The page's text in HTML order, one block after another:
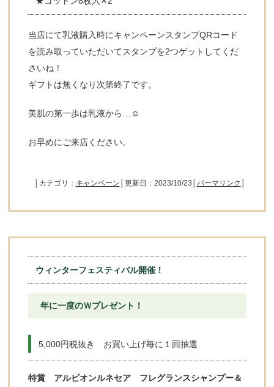
当店にて乳液購入時にキャンペーンスタンプQRコード
を読み取っていただいてスタンプを2つゲットしてくだ
さいね！
ギフトは無くなり次第終了です。
美肌の第一歩は乳液から…☺️
お早めにご来店ください。
│カテゴリ： キャンペーン │更新日：2023/10/23│ パーマリンク
ウィンターフェスティバル開催！
年に一度のＷプレゼント！
5,000円税抜き お買い上げ毎に１回抽選
特賞 アルビオンルネセア フレグランスシャンプー＆